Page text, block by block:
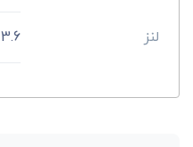
لنز 3.6 میلی متر ثابت